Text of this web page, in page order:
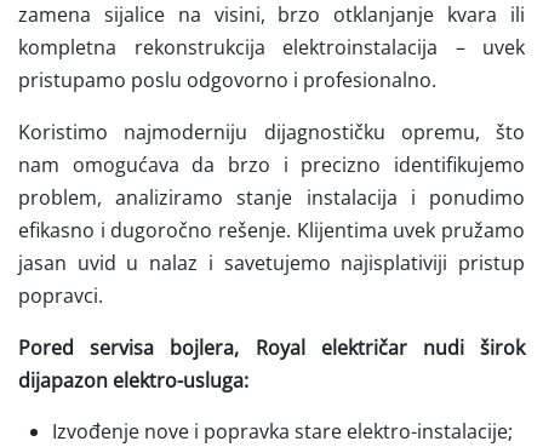
zamena sijalice na visini, brzo otklanjanje kvara ili
kompletna rekonstrukcija elektroinstalacija – uvek
pristupamo poslu odgovorno i profesionalno.
Koristimo najmoderniju dijagnostičku opremu, što
nam omogućava da brzo i precizno identifikujemo
problem, analiziramo stanje instalacija i ponudimo
efikasno i dugoročno rešenje. Klijentima uvek pružamo
jasan uvid u nalaz i savetujemo najisplativiji pristup
popravci.
Pored servisa bojlera, Royal električar nudi širok
dijapazon elektro-usluga:
Izvođenje nove i popravka stare elektro-instalacije;